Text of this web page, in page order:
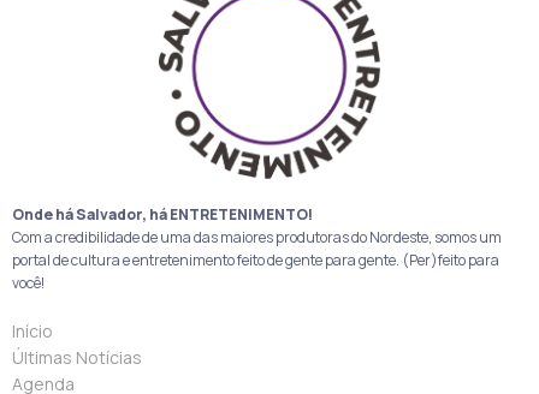
Onde há Salvador, há ENTRETENIMENTO!
Com a credibilidade de uma das maiores produtoras do Nordeste, somos um
portal de cultura e entretenimento feito de gente para gente. (Per)feito para
você!
Início
Últimas Notícias
Agenda